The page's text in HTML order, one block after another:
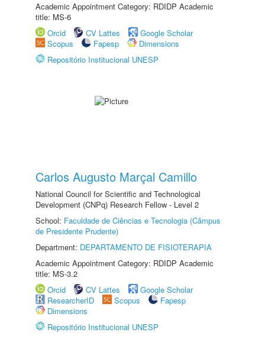
Academic Appointment Category: RDIDP Academic
title: MS-6
Orcid
CV Lattes
Google Scholar
Scopus
Fapesp
Dimensions
Repositório Institucional UNESP
Carlos Augusto Marçal Camillo
National Council for Scientific and Technological
Development (CNPq) Research Fellow - Level 2
School: Faculdade de Ciências e Tecnologia (Câmpus
de Presidente Prudente)
Department: DEPARTAMENTO DE FISIOTERAPIA
Academic Appointment Category: RDIDP Academic
title: MS-3.2
Orcid
CV Lattes
Google Scholar
ResearcherID
Scopus
Fapesp
Dimensions
Repositório Institucional UNESP